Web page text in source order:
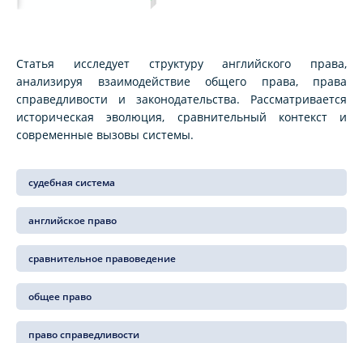
Статья исследует структуру английского права,
анализируя взаимодействие общего права, права
справедливости и законодательства. Рассматривается
историческая эволюция, сравнительный контекст и
современные вызовы системы.
судебная система
английское право
сравнительное правоведение
общее право
право справедливости